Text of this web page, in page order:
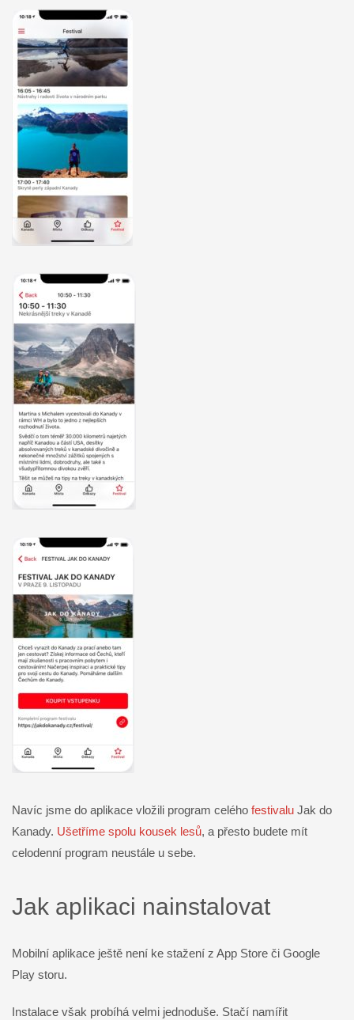
Navíc jsme do aplikace vložili program celého festivalu Jak do
Kanady. Ušetříme spolu kousek lesů, a přesto budete mít
celodenní program neustále u sebe.
Jak aplikaci nainstalovat
Mobilní aplikace ještě není ke stažení z App Store či Google
Play storu.
Instalace však probíhá velmi jednoduše. Stačí namířit